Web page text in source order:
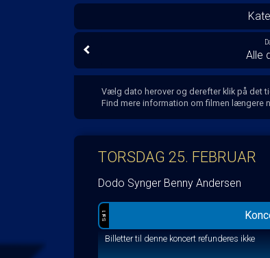
Alle
Vælg dato herover og derefter klik på det
Find mere information om filmen længere
TORSDAG 25. FEBRUAR
Dodo Synger Benny Andersen
Sal 1
Billetter til denne koncert refunderes ikke